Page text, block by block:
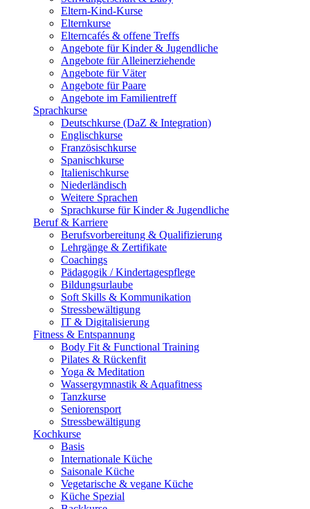
Eltern-Kind-Kurse
Elternkurse
Elterncafés & offene Treffs
Angebote für Kinder & Jugendliche
Angebote für Alleinerziehende
Angebote für Väter
Angebote für Paare
Angebote im Familientreff
Sprachkurse
Deutschkurse (DaZ & Integration)
Englischkurse
Französischkurse
Spanischkurse
Italienischkurse
Niederländisch
Weitere Sprachen
Sprachkurse für Kinder & Jugendliche
Beruf & Karriere
Berufsvorbereitung & Qualifizierung
Lehrgänge & Zertifikate
Coachings
Pädagogik / Kindertagespflege
Bildungsurlaube
Soft Skills & Kommunikation
Stressbewältigung
IT & Digitalisierung
Fitness & Entspannung
Body Fit & Functional Training
Pilates & Rückenfit
Yoga & Meditation
Wassergymnastik & Aquafitness
Tanzkurse
Seniorensport
Stressbewältigung
Kochkurse
Basis
Internationale Küche
Saisonale Küche
Vegetarische & vegane Küche
Küche Spezial